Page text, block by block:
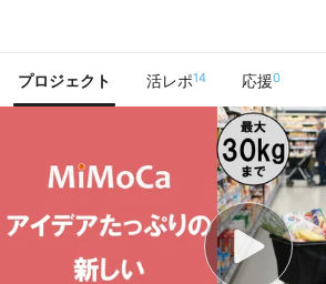
プロジェクト 活レポ14 応援0